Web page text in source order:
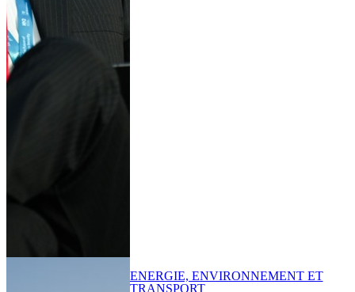
ENERGIE, ENVIRONNEMENT ET
TRANSPORT